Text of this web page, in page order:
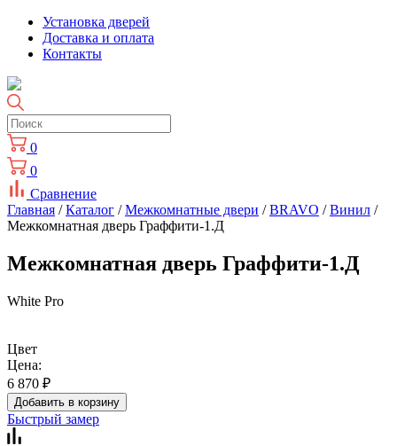
Установка дверей
Доставка и оплата
Контакты
0
0
Сравнение
Главная /Каталог /Межкомнатные двери /BRAVO /Винил /
Межкомнатная дверь Граффити-1.Д
Межкомнатная дверь Граффити-1.Д
White Pro
Цвет
Цена:
6 870 ₽
Добавить в корзину
Быстрый замер